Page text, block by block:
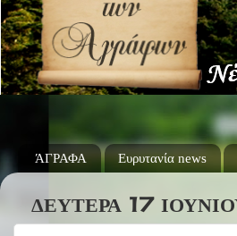
ΆΓΡΑΦΑ Ευρυτανία news
ΔΕΥΤΈΡΑ 17